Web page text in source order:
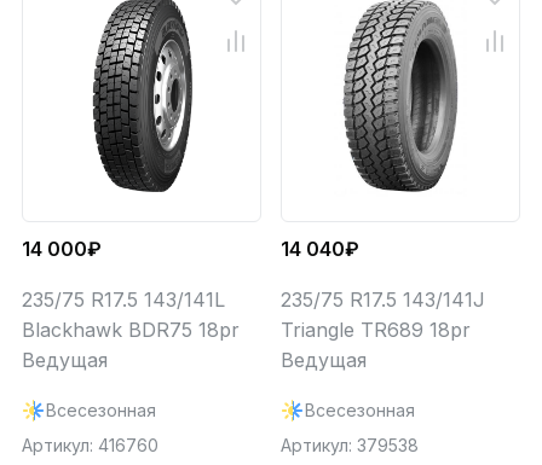
14 000₽
235/75 R17.5 143/141L
Blackhawk BDR75 18pr
Ведущая
Всесезонная
Артикул: 416760
14 040₽
235/75 R17.5 143/141J
Triangle TR689 18pr
Ведущая
Всесезонная
Артикул: 379538